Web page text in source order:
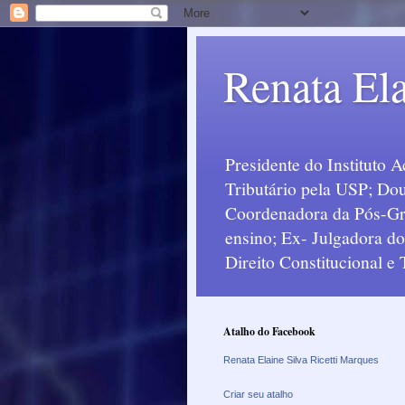
Renata
Presidente do Instituto
Tributário pela USP;
Coordenadora da Pós-
ensino; Ex- Julgadora
Direito Constitucional e
Atalho do Facebook
Renata Elaine Silva Ricetti Marques
Criar seu atalho